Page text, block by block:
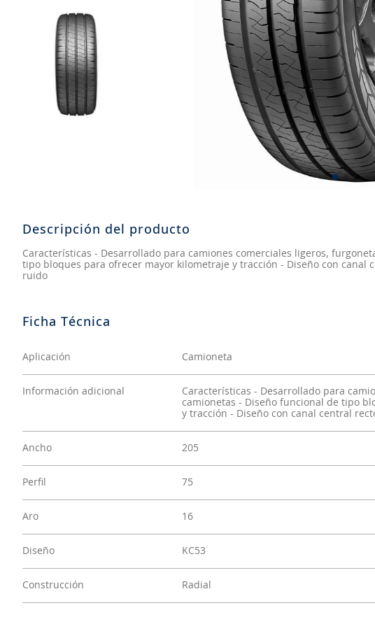
Descripción del producto
Características - Desarrollado para camiones comerciales ligeros,
tipo bloques para ofrecer mayor kilometraje y tracción - Diseño con canal
ruido
Aplicación Camioneta
Información adicional
Características - Desarrollado para
camionetas - Diseño funcional de tipo
y tracción - Diseño con canal central
Ancho 205
Perfil 75
Aro 16
Diseño KC53
Construcción Radial
185